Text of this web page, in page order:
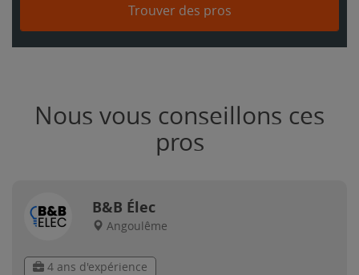
Trouver des pros
Nous vous conseillons ces
pros
B&B Élec
Angoulême
4 ans d'expérience